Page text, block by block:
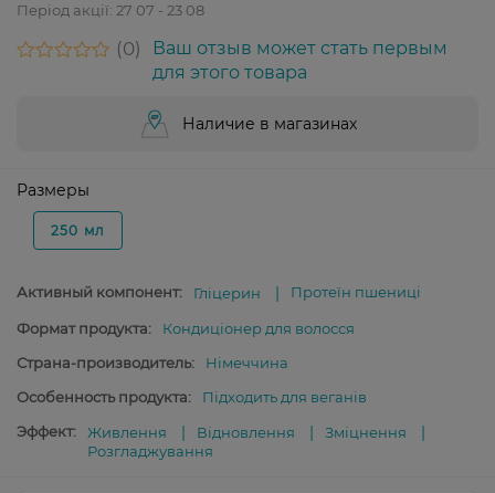
Період акції: 27 07 - 23 08
0
Ваш отзыв может стать первым
для этого товара
Наличие в магазинах
Размеры
250 мл
Активный компонент: Гліцерин Протеїн пшениці
Формат продукта:
Кондиціонер для волосся
Страна-производитель:
Німеччина
Особенность продукта:
Підходить для веганів
Эффект:
Живлення Відновлення
Зміцнення
Розгладжування